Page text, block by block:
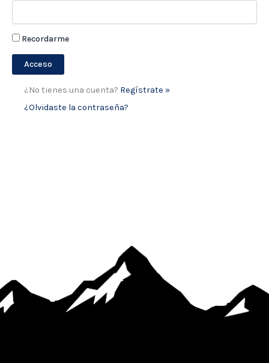
Recordarme
¿No tienes una cuenta? Regístrate »
¿Olvidaste la contraseña?